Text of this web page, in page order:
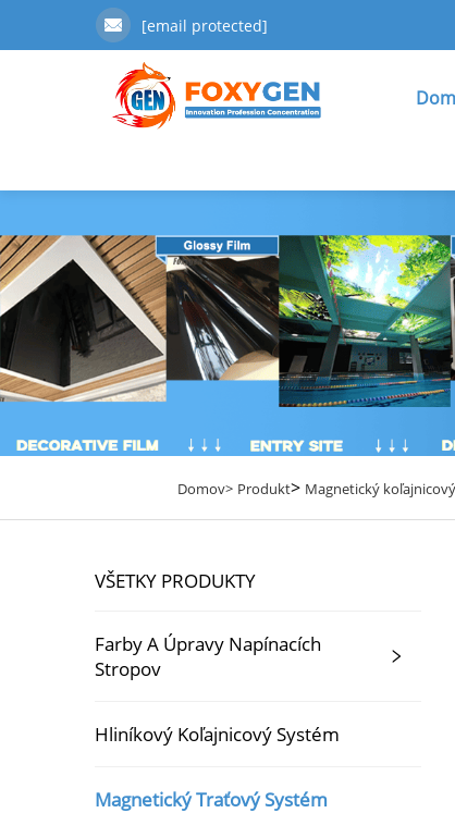
[email protected]
Domov> Produkt> Magnetický
VŠETKY PRODUKTY
Farby A Úpravy Napínacích
Stropov
Hliníkový Koľajnicový Systém
Magnetický Traťový Systém